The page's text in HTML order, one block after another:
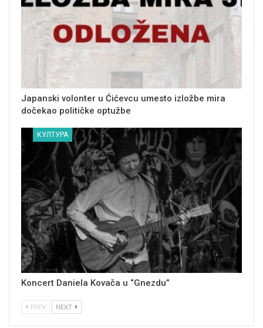
Japanski volonter u Ćićevcu umesto izložbe mira
dočekao političke optužbe
КУЛТУРА
Koncert Daniela Kovača u “Gnezdu”
PREV NEXT